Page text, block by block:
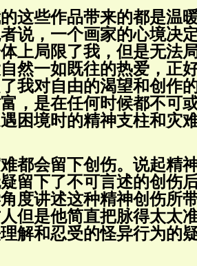
这些作品带来的都是温
说，一个画家的心境决
上局限了我，但是无法
然一如既往的热爱，正
我对自由的渴望和创作
，是在任何时候都不可
困境时的精神支柱和灾
难都会留下创伤。说起精
留下了不可言述的创伤
度讲述这种精神创伤所
但是他简直把脉得太太
解和忍受的怪异行为的